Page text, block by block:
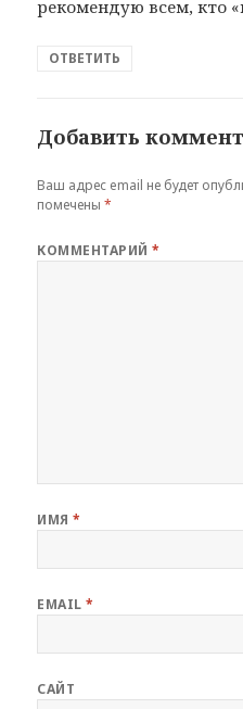
рекомендую всем, кто
ОТВЕТИТЬ
Добавить
Ваш адрес email не будет
помечены*
КОММЕНТАРИЙ*
ИМЯ*
EMAIL*
САЙТ